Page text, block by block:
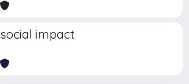
social impact